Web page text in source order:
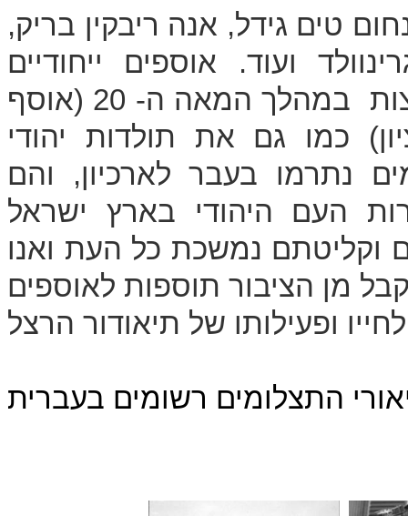
טים גידל, אנה ריבקין בריק,
ועוד. אוספים ייחודיים
משקפים את תולדות יהודי ברית המועצות במהלך המאה ה- 20 (אוסף
כמו גם את תולדות יהודי
נתרמו בעבר לארכיון, והם
העם היהודי בארץ ישראל
וקליטתם נמשכת כל העת ואנו